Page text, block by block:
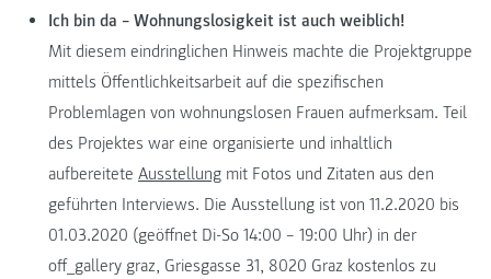
Ich bin da – Wohnungslosigkeit ist auch weiblich!
Mit diesem eindringlichen Hinweis machte die Projektgruppe
mittels Öffentlichkeitsarbeit auf die spezifischen
Problemlagen von wohnungslosen Frauen aufmerksam. Teil
des Projektes war eine organisierte und inhaltlich
aufbereitete Ausstellung mit Fotos und Zitaten aus den
geführten Interviews. Die Ausstellung ist von 11.2.2020 bis
01.03.2020 (geöffnet Di-So 14:00 – 19:00 Uhr) in der
off_gallery graz, Griesgasse 31, 8020 Graz kostenlos zu